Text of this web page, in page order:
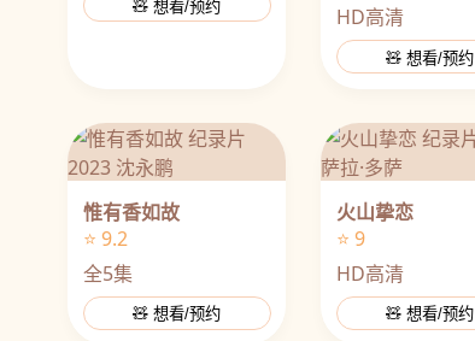
🧸 想看/预约
HD高清
🧸 想看/预约
惟有香如故
⭐ 9.2
全5集
🧸 想看/预约
火山挚恋
⭐ 9
HD高清
🧸 想看/预约